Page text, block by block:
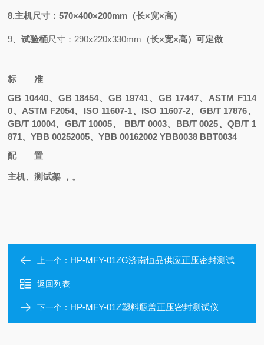
8.主机尺寸：570×400×200mm（长×宽×高）
9、试验桶尺寸： 290x220x330mm （长×宽×高）可定做
标 准
GB 10440、GB 18454、GB 19741、GB 17447、ASTM F114
0、ASTM F2054、ISO 11607-1、ISO 11607-2、GB/T 17876、
GB/T 10004、GB/T 10005、 BB/T 0003、BB/T 0025、QB/T 1
871、YBB 00252005、YBB 00162002 YBB0038 BBT0034
配 置
主机、测试架 ，。
上一个： HP-MFY-01ZG济南恒品供应正压密封测试仪（易拉罐）密封性试验机
返回列表
下一个： HP-MFY-01Z塑料瓶盖正压密封测试仪